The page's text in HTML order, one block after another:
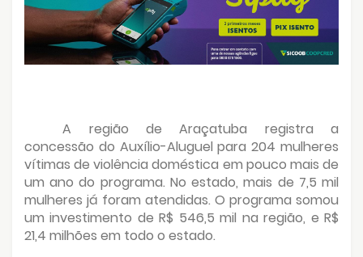
A região de Araçatuba registra a
concessão do Auxílio-Aluguel para 204 mulheres
vítimas de violência doméstica em pouco mais de
um ano do programa. No estado, mais de 7,5 mil
mulheres já foram atendidas. O programa somou
um investimento de R$ 546,5 mil na região, e R$
21,4 milhões em todo o estado.